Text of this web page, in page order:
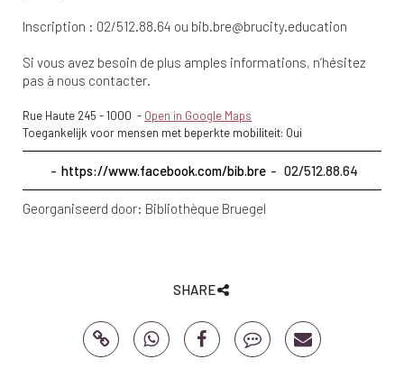
Inscription : 02/512.88.64 ou bib.bre@brucity.education
Si vous avez besoin de plus amples informations, n’hésitez
pas à nous contacter.
Rue Haute 245 -1000 - Open in Google Maps
Toegankelijk voor mensen met beperkte mobiliteit: Oui
https://www.facebook.com/bib.bre 02/512.88.64
Georganiseerd door: Bibliothèque Bruegel
SHARE